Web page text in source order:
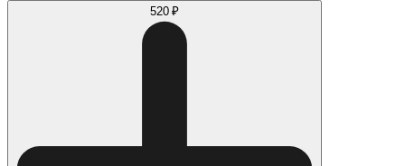
520 ₽